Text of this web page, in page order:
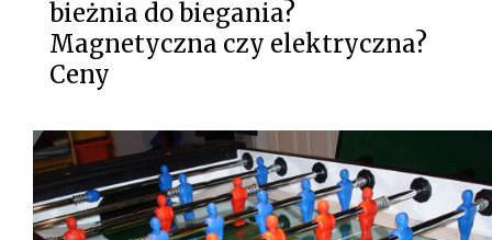
bieżnia do biegania?
Magnetyczna czy elektryczna?
Ceny